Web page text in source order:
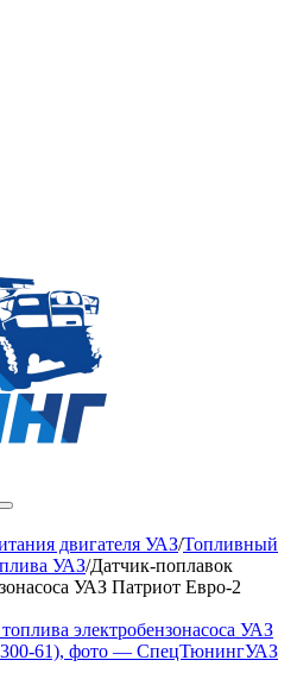
двигателя УАЗ/Топливный
УАЗ/Датчик-поплавок
УАЗ Патриот Евро-2